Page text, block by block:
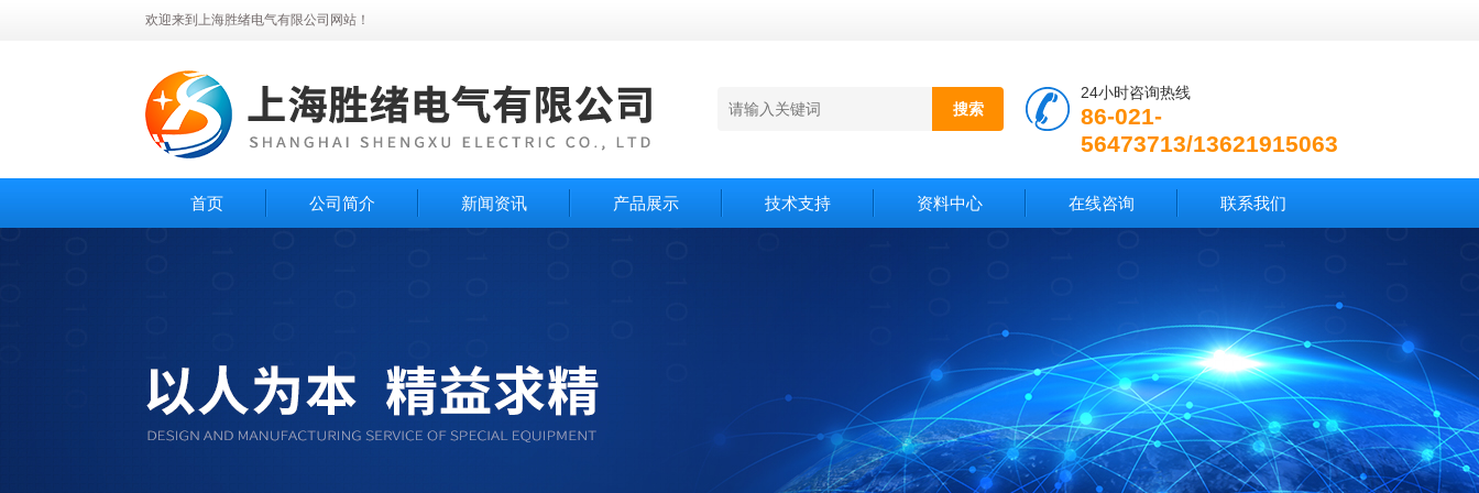
欢迎来到上海胜绪电气有限公司网站！
24小时咨询热线
86-021-
56473713/13621915063
首页 公司简介 新闻资讯 产品展示 技术支持 资料中心 在线咨询 联系我们